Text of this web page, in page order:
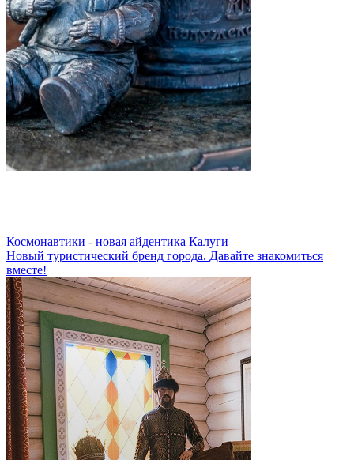
Космонавтики - новая айдентика Калуги
Новый туристический бренд города. Давайте знакомиться
вместе!